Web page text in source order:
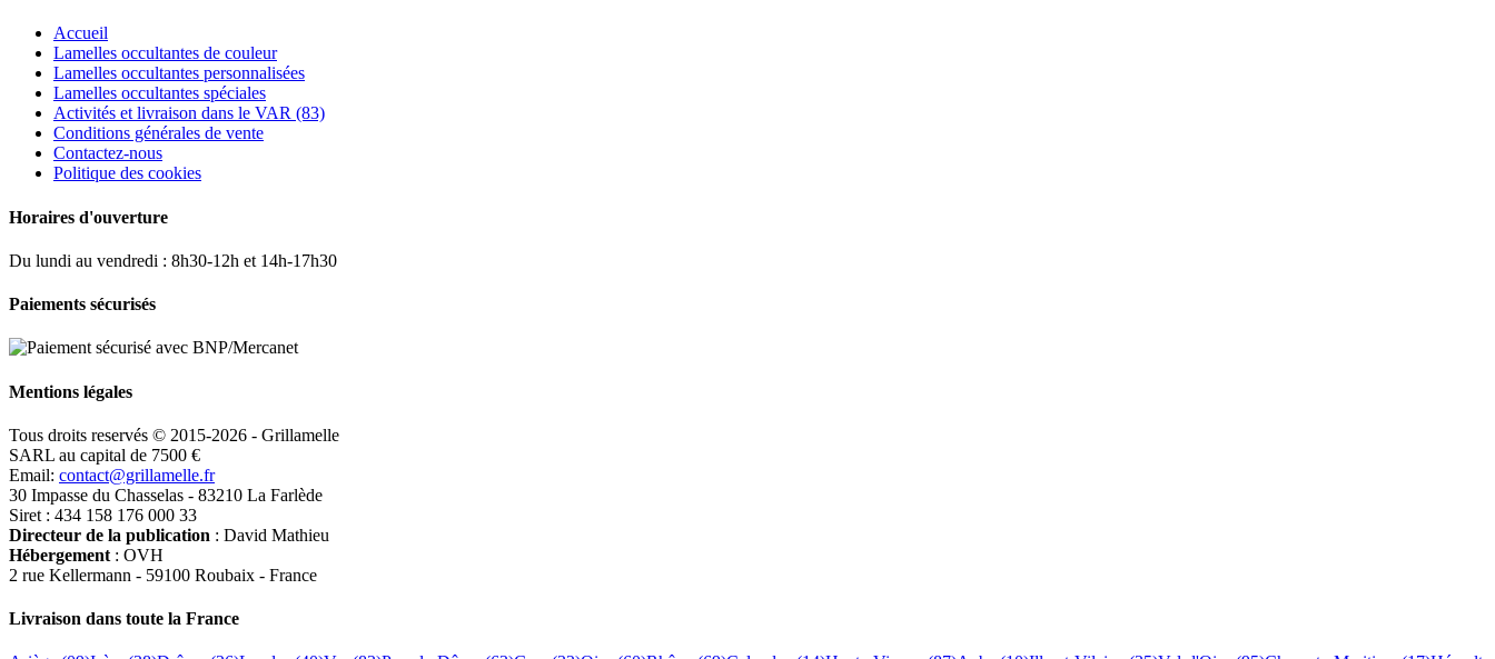
Accueil
Lamelles occultantes de couleur
Lamelles occultantes personnalisées
Lamelles occultantes spéciales
Activités et livraison dans le VAR (83)
Conditions générales de vente
Contactez-nous
Politique des cookies
Horaires d'ouverture
Du lundi au vendredi : 8h30-12h et 14h-17h30
Paiements sécurisés
Mentions légales
Tous droits reservés © 2015-2026 - Grillamelle
SARL au capital de 7500 €
Email: contact@grillamelle.fr
30 Impasse du Chasselas - 83210 La Farlède
Siret : 434 158 176 000 33
Directeur de la publication : David Mathieu
Hébergement : OVH
2 rue Kellermann - 59100 Roubaix - France
Livraison dans toute la France